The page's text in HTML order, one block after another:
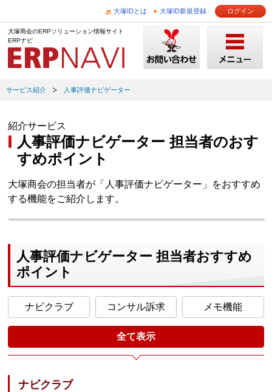
大塚IDとは 大塚ID新規登録 ログイン
大塚商会のERPソリューション情報サイト
ERPナビ
サービス紹介 人事評価ナビゲーター
紹介サービス
人事評価ナビゲーター 担当者のおす
すめポイント
大塚商会の担当者が「人事評価ナビゲーター」をおすすめ
する機能をご紹介します。
人事評価ナビゲーター 担当者おすすめ
ポイント
ナビクラブ コンサル訴求 メモ機能
全て表示
ナビクラブ